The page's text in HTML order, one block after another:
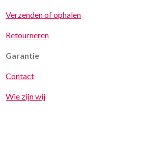
Verzenden of ophalen
Retourneren
Garantie
Contact
Wie zijn wij